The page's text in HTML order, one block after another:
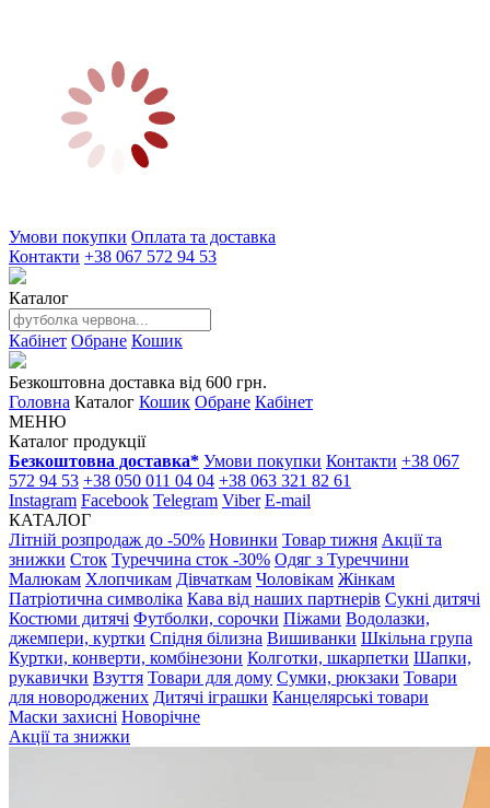
Умови покупки Оплата та доставка
Контакти +38 067 572 94 53
Каталог
Кабінет Обране Кошик
Безкоштовна доставка від 600 грн.
Головна Каталог Кошик Обране Кабінет
МЕНЮ
Каталог продукції
Безкоштовна доставка* Умови покупки Контакти +38 067
572 94 53 +38 050 011 04 04 +38 063 321 82 61
Instagram Facebook Telegram Viber E-mail
КАТАЛОГ
Літній розпродаж до -50% Новинки Товар тижня Акції та
знижки Сток Туреччина сток -30% Одяг з Туреччини
Малюкам Хлопчикам Дівчаткам Чоловікам Жінкам
Патріотична символіка Кава від наших партнерів Сукні дитячі
Костюми дитячі Футболки, сорочки Піжами Водолазки,
джемпери, куртки Спідня білизна Вишиванки Шкільна група
Куртки, конверти, комбінезони Колготки, шкарпетки Шапки,
рукавички Взуття Товари для дому Сумки, рюкзаки Товари
для новороджених Дитячі іграшки Канцелярські товари
Маски захисні Новорічне
Акції та знижки